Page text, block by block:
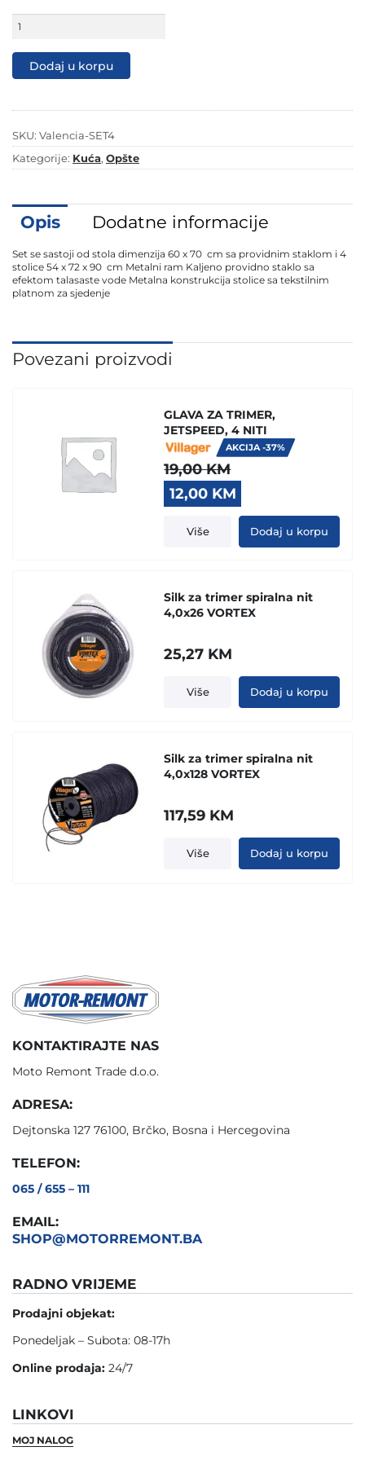
baštenska
SET
60
70
cm
i
količina
Dodaj u korpu
SKU: Valencia-SET4
Kategorije: Kuća, Opšte
Opis Dodatne informacije
Set se sastoji od stola dimenzija 60 x 70 cm sa providnim staklom i 4
stolice 54 x 72 x 90 cm Metalni ram Kaljeno providno staklo sa
efektom talasaste vode Metalna konstrukcija stolice sa tekstilnim
platnom za sjedenje
Povezani proizvodi
GLAVA ZA TRIMER,
JETSPEED, 4 NITI
AKCIJA -37%
19,00KM
Original
price
was:
12,00 KM
price
is:
12,00 KM.
Više Dodaj u korpu
Silk za trimer spiralna nit
4,0x26 VORTEX
25,27 KM
Više Dodaj u korpu
Silk za trimer spiralna nit
4,0x128 VORTEX
117,59 KM
Više Dodaj u korpu
KONTAKTIRAJTE NAS
Moto Remont Trade d.o.o.
ADRESA:
Dejtonska 127 76100, Brčko, Bosna i Hercegovina
TELEFON:
065 / 655 – 111
EMAIL:
SHOP@MOTORREMONT.BA
RADNO VRIJEME
Prodajni objekat:
Ponedeljak – Subota: 08-17h
Online prodaja: 24/7
LINKOVI
MOJ NALOG